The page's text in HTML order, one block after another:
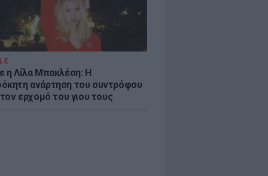
η Λίλα Μπακλέση: Η
ανάρτηση του συντρόφου
τον ερχομό του γιου τους